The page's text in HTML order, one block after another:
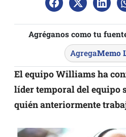
Agréganos como tu
AgregaMemo
El equipo Williams ha
líder temporal del equipo
quién anteriormente